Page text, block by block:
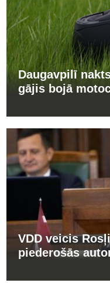
Daugavpilī
gājis bojā
VDD veicis
piederošās